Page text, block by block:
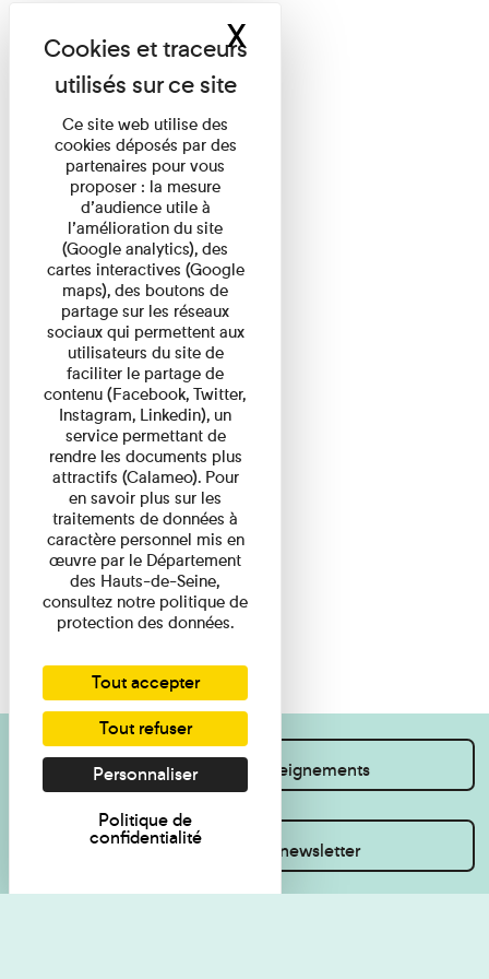
Je souhaite des renseignements
Inscrivez-vous à la newsletter
Ce site web utilise des
cookies déposés par des
partenaires pour vous
proposer : la mesure
d’audience utile à
l’amélioration du site
(Google analytics), des
cartes interactives (Google
maps), des boutons de
partage sur les réseaux
sociaux qui permettent aux
utilisateurs du site de
faciliter le partage de
contenu (Facebook, Twitter,
Instagram, Linkedin), un
service permettant de
rendre les documents plus
attractifs (Calameo). Pour
en savoir plus sur les
traitements de données à
caractère personnel mis en
œuvre par le Département
des Hauts-de-Seine,
consultez notre politique de
protection des données.
Tout accepter
Tout refuser
Personnaliser
Politique de
confidentialité
XMasquer le